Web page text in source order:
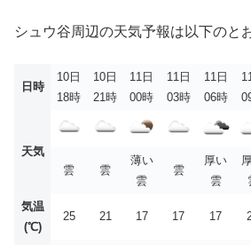
シュウ谷周辺の天気予報は以下のと
日時
10日
18時
10日
21時
11日
00時
11日
03時
11日
06時
天気
雲
雲
薄い
雲
雲
厚い
雲
気温
(℃)
25 21 17 17 17